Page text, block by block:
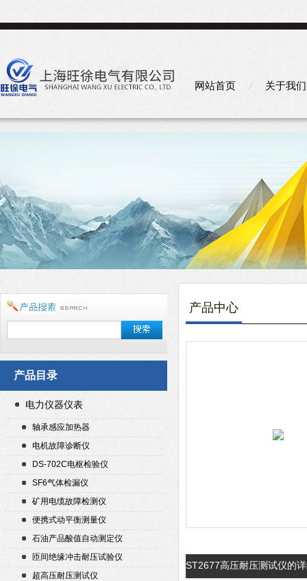
网站首页 关于我们
产品目录
电力仪器仪表
轴承感应加热器
电机故障诊断仪
DS-702C电枢检验仪
SF6气体检漏仪
矿用电缆故障检测仪
便携式动平衡测量仪
石油产品酸值自动测定仪
匝间绝缘冲击耐压试验仪
超高压耐压测试仪
产品中心
ST2677高压耐压测试仪的